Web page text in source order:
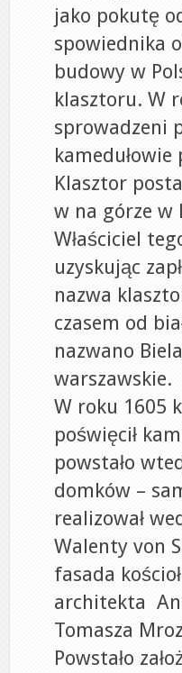
jako pokutę
spowiednika
budowy w
klasztoru. W
sprowadzeni
Klasztor
w na górze w
Właściciel
uzyskując
nazwa
czasem od
nazwano
warszawskie.
W roku 1605
poświęcił
powstało
domków –
realizował
Walenty von
fasada
architekta
Tomasza
Powstało